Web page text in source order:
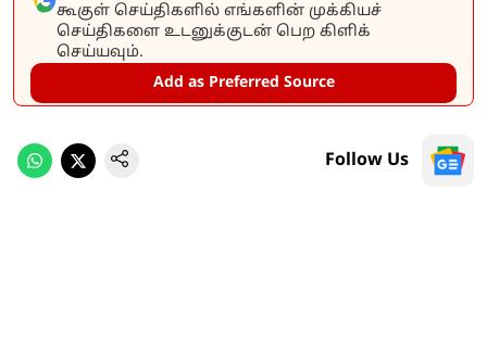
கூகுள் செய்திகளில் எங்களின் முக்கியச்
செய்திகளை உடனுக்குடன் பெற கிளிக்
செய்யவும்.
Add as Preferred Source
Follow Us